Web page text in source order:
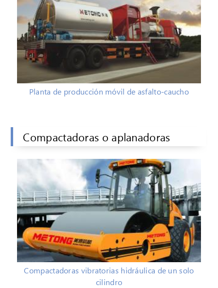
Planta de producción móvil de asfalto-caucho
Compactadoras o aplanadoras
Compactadoras vibratorias hidráulica de un solo
cilindro